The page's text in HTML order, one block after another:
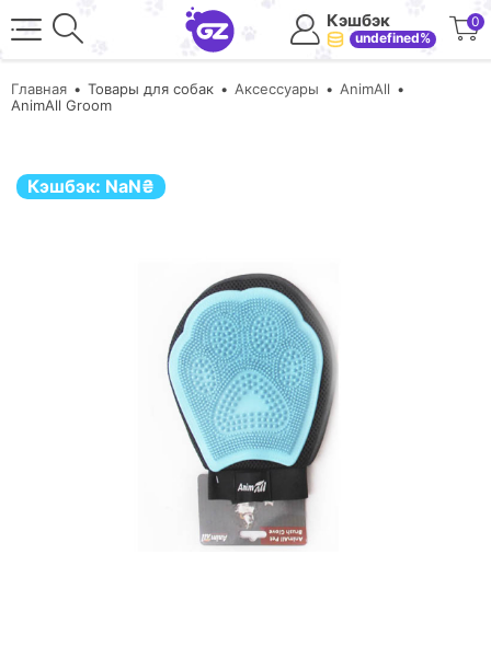
Кэшбэк
undefined%
0
Главная Товары для собак Аксессуары
AnimAll
AnimAll Groom
Кэшбэк: NaN₴